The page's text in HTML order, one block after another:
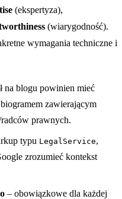
(ekspertyza),
(wiarygodność).
wymagania techniczne i
na blogu powinien mieć
zawierającym
prawnych.
typu LegalService,
zrozumieć kontekst
– obowiązkowe dla każdej